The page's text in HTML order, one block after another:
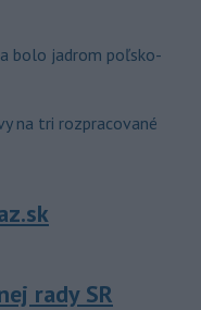
bolo jadrom poľsko-
na tri rozpracované
rady SR